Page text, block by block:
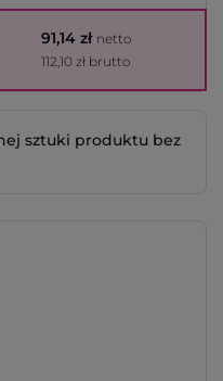
91,14 zł netto
112,10 zł brutto
sztuki produktu bez